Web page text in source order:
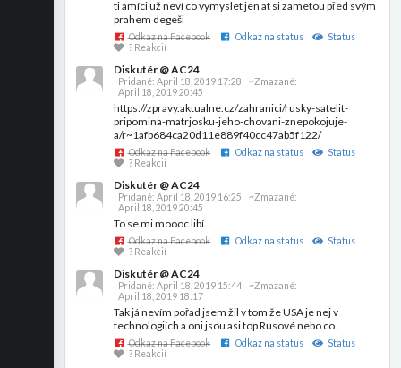
ti amíci už neví co vymyslet jen at si zametou před svým
prahem degeši
Odkaz na Facebook Odkaz na status
Status
? Reakcií
Diskutér @ AC24
Pridané:April 18, 2019 17:28
~Zmazané:
April 18, 2019 20:45
https://zpravy.aktualne.cz/zahranici/rusky-satelit-
pripomina-matrjosku-jeho-chovani-znepokojuje-
a/r~1afb684ca20d11e889f40cc47ab5f122/
Odkaz na Facebook Odkaz na status
Status
? Reakcií
Diskutér @ AC24
Pridané:April 18, 2019 16:25
~Zmazané:
April 18, 2019 20:45
To se mi moooc libí.
Odkaz na Facebook Odkaz na status
Status
? Reakcií
Diskutér @ AC24
Pridané:April 18, 2019 15:44
~Zmazané:
April 18, 2019 18:17
Tak já nevím pořad jsem žil v tom že USA je nej v
technologiích a oni jsou asi top Rusové nebo co.
Odkaz na Facebook Odkaz na status
Status
? Reakcií